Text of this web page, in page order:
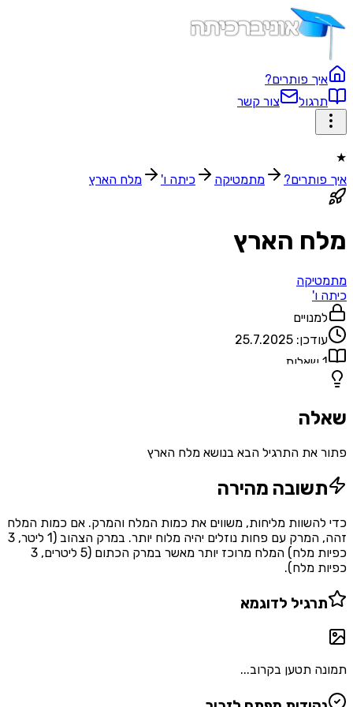
איך פותרים?
תרגול
צור קשר
★
איך פותרים?
מתמטיקה כיתה ו' מלח הארץ
מלח הארץ
מתמטיקה
כיתה ו'
למנויים
עודכן: 25.7.2025
1 שאלות
שאלה
פתור את התרגיל הבא בנושא מלח הארץ
תשובה מהירה
כדי להשוות מליחות, משווים את כמות המלח והמרק. אם כמות המלח
זהה, המרק עם פחות נוזלים יהיה מלוח יותר. במרק הצהוב (1 ליטר, 3
כפיות מלח) המלח מרוכז יותר מאשר במרק הכתום (5 ליטרים, 3
כפיות מלח).
תרגיל לדוגמא
תמונה תטען בקרוב...